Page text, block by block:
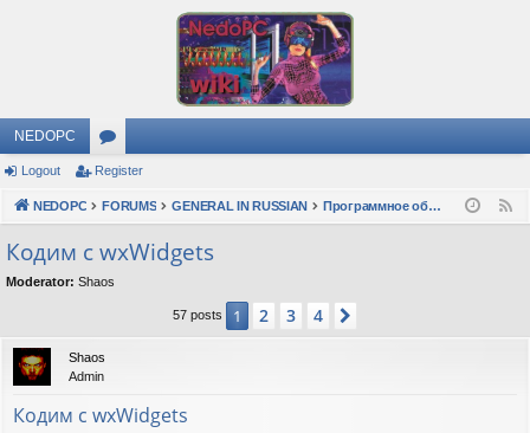
NEDOPC
or
u
s
Logout Register
NEDOPC FORUMS GENERAL IN RUSSIAN Программное обеспечение
Кодим с wxWidgets
Moderator: Shaos
57 posts 1 2 3 4
Shaos
Admin
Кодим с wxWidgets